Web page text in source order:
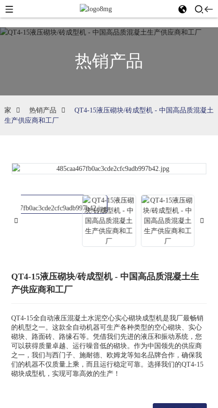
热销产品
家 热销产品
QT4-15液压砌块/砖成型机 - 中国高品质混凝土
生产供应商和工厂
QT4-15液压砌块/砖成型机 - 中国高品质混凝土生
产供应商和工厂
QT4-15全自动液压混凝土水泥空心实心砌块成型机是我厂最畅销
的机型之一。这款全自动机器可生产各种类型的空心砌块、实心
砌块、路面砖、路缘石等。凭借我们先进的液压和振动系统，您
可以获得质量卓越、运行噪音低的砌块。作为中国领先的供应商
之一，我们与西门子、施耐德、欧姆龙等知名品牌合作，确保我
们的机器不仅质量上乘，而且运行稳定可靠。选择我们的QT4-15
砌块成型机，实现可靠高效的生产！